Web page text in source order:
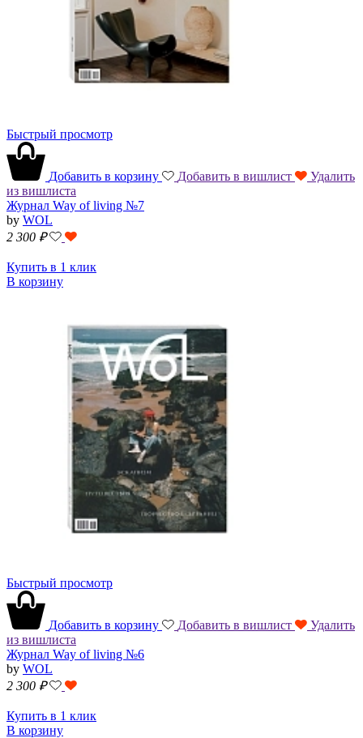
Быстрый просмотр
Добавить в корзину Добавить в вишлист
Удалить
из вишлиста
Журнал Way of living №7
by WOL
2 300 ₽
Купить в 1 клик
В корзину
Быстрый просмотр
Добавить в корзину Добавить в вишлист
Удалить
из вишлиста
Журнал Way of living №6
by WOL
2 300 ₽
Купить в 1 клик
В корзину